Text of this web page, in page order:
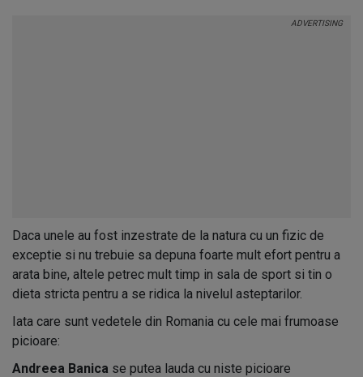
Daca unele au fost inzestrate de la natura cu un fizic de
exceptie si nu trebuie sa depuna foarte mult efort pentru a
arata bine, altele petrec mult timp in sala de sport si tin o
dieta stricta pentru a se ridica la nivelul asteptarilor.
Iata care sunt vedetele din Romania cu cele mai frumoase
picioare:
Andreea Banica se putea lauda cu niste picioare